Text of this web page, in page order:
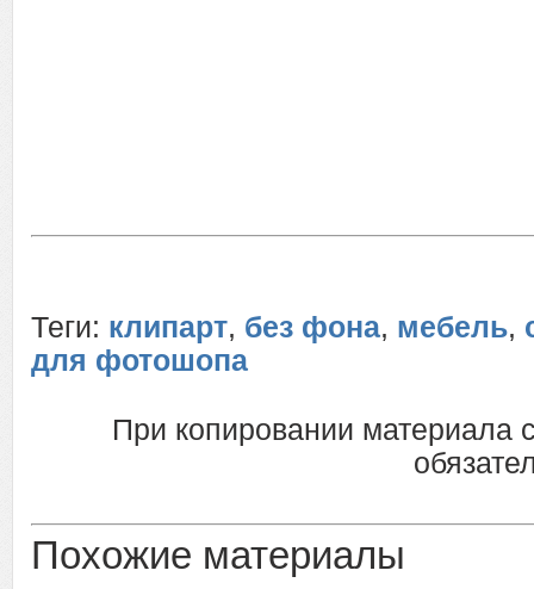
Теги: клипарт, без фона, мебель,
для фотошопа
При копировании материала
Похожие материалы